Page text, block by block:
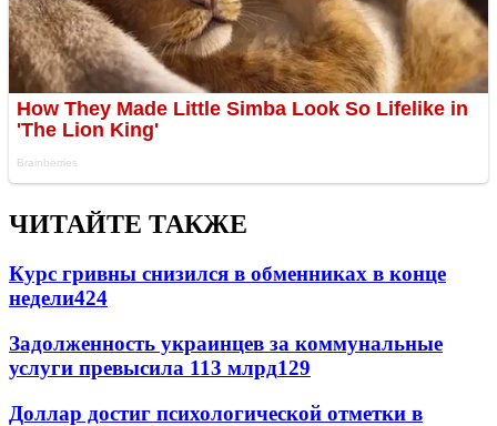
ЧИТАЙТЕ ТАКЖЕ
Курс гривны снизился в обменниках в конце
недели424
Задолженность украинцев за коммунальные
услуги превысила 113 млрд129
Доллар достиг психологической отметки в